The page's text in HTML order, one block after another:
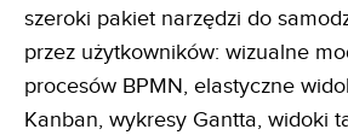
szeroki pakiet narzędzi do
przez użytkowników: wizualne
procesów BPMN, elastyczne
Kanban, wykresy Gantta, widoki